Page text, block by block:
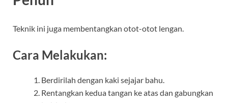
Teknik ini juga membentangkan otot-otot lengan.
Cara Melakukan:
Berdirilah dengan kaki sejajar bahu.
Rentangkan kedua tangan ke atas dan gabungkan